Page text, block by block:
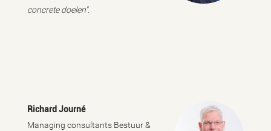
concrete doelen".
Richard Journé
Managing consultants Bestuur &